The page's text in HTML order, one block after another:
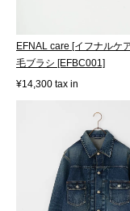
EFNAL care [イフナルケ
毛ブラシ [EFBC001]
¥14,300 tax in